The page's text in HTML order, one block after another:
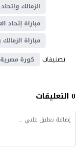
الزمالك
مباراة إتحاد
مباراة
تصنيفات كورة مصرية
0 التعليقات